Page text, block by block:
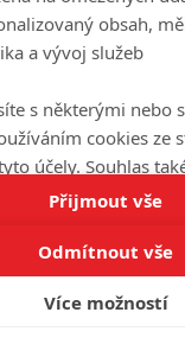
soubory
Rozumím
obsah,
a vývoj služeb
s některými nebo
cookies ze
účely. Souhlas
v takovém případě
některé
se budou
Vaše
kdykoli změnit na
Přijmout vše
Odmítnout vše
Více možností